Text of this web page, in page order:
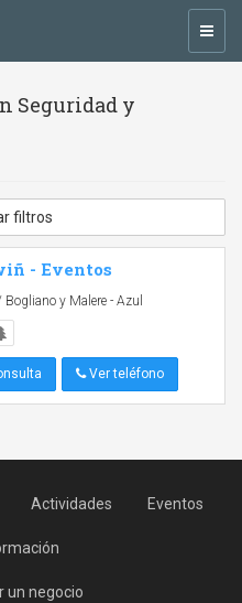
Seguridad y
filtros
- Eventos
Bogliano y Malere - Azul
Ver teléfono
Actividades Eventos
un negocio